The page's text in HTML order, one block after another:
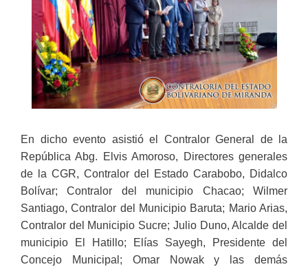
En dicho evento asistió el Contralor General de la
República Abg. Elvis Amoroso, Directores generales
de la CGR, Contralor del Estado Carabobo, Didalco
Bolívar; Contralor del municipio Chacao; Wilmer
Santiago, Contralor del Municipio Baruta; Mario Arias,
Contralor del Municipio Sucre; Julio Duno, Alcalde del
municipio El Hatillo; Elías Sayegh, Presidente del
Concejo Municipal; Omar Nowak y las demás